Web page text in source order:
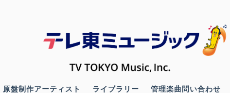
原盤制作アーティスト ライブラリー 管理楽曲問い合わせ